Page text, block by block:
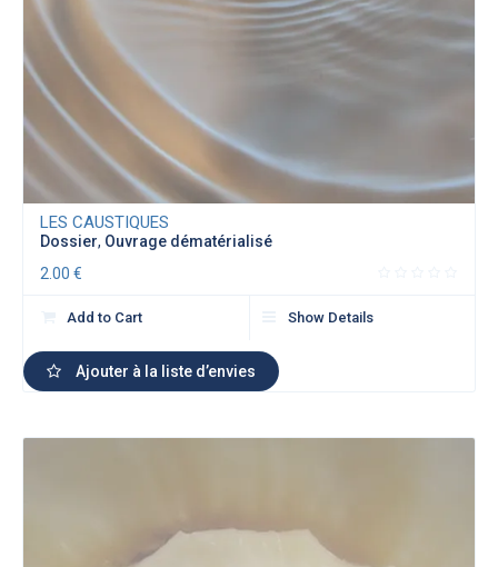
LES CAUSTIQUES
Dossier, Ouvrage dématérialisé
2.00€
Add to Cart Show Details
Ajouter à la liste d’envies